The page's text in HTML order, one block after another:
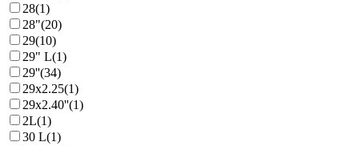
28(1)
28"(20)
29(10)
29" L(1)
29''(34)
29x2.25(1)
29x2.40''(1)
2L(1)
30 L(1)